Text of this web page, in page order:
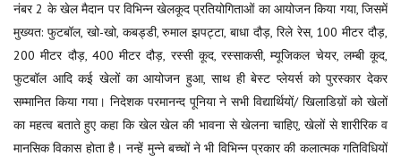
नंबर 2 के खेल मैदान पर विभिन्न खेलकूद प्रतियोगिताओं का आयोजन किया गया, जिसमें
मुख्यत: फुटबॉल, खो-खो, कबड्डी, रुमाल झपट्टा, बाधा दौड़, रिले रेस, 100 मीटर दौड़,
200 मीटर दौड़, 400 मीटर दौड़, रस्सी कूद, रस्साकसी, म्यूजिकल चेयर, लम्बी कूद,
फुटबॉल आदि कई खेलों का आयोजन हुआ, साथ ही बेस्ट प्लेयर्स को पुरस्कार देकर
सम्मानित किया गया। निदेशक परमानन्द पूनिया ने सभी विद्यार्थियों/ खिलाडिय़ों को खेलों
का महत्व बताते हुए कहा कि खेल खेल की भावना से खेलना चाहिए, खेलों से शारीरिक व
मानसिक विकास होता है। नन्हें मुन्ने बच्चों ने भी विभिन्न प्रकार की कलात्मक गतिविधियों